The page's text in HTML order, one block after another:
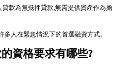
款為無抵押貸款,無需提供資產作為擔
人在緊急情況下的首選融資方式。
資格要求有哪些?